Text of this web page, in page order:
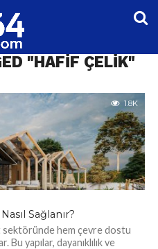
"HAFIF ÇELIK"
1.8K
Sağlanır?
sektöründe hem çevre dostu
yapılar, dayanıklılık ve